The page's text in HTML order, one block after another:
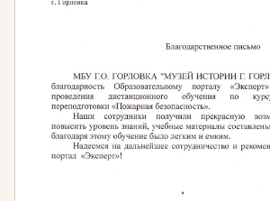
участии уполномоченных лиц по
ходе проверки выявляется,
мероприятия по устранению
были найдены во время контроля
Также проверяется исправность
автомобилей, выявляется наличие
случаев и проверяется работа по